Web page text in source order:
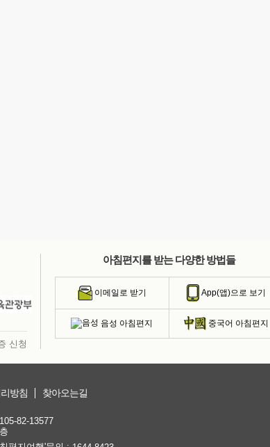
신청
아침편지를 받는 다양한 방법들
이메일로 받기 App(앱)으로 보기
음성 아침편지 중국어 아침편지
방침 찾아오는길
82-13577